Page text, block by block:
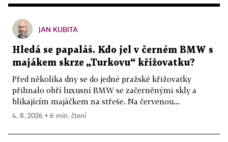
JAN KUBITA
Hledá se papaláš. Kdo jel v černém BMW s
majákem skrze „Turkovu“ křižovatku?
Před několika dny se do jedné pražské křižovatky
přihnalo obří luxusní BMW se začerněnými skly a
blikajícím majáčkem na střeše. Na červenou...
4. 8. 2026 ▪ 6 min. čtení